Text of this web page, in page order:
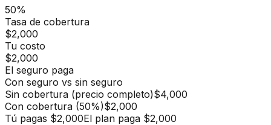
50%
Tasa de cobertura
$2,000
Tu costo
$2,000
El seguro paga
Con seguro vs sin seguro
Sin cobertura (precio completo)$4,000
Con cobertura (50%)$2,000
Tú pagas $2,000El plan paga $2,000